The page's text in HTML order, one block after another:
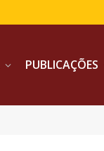
PUBLICAÇÕES